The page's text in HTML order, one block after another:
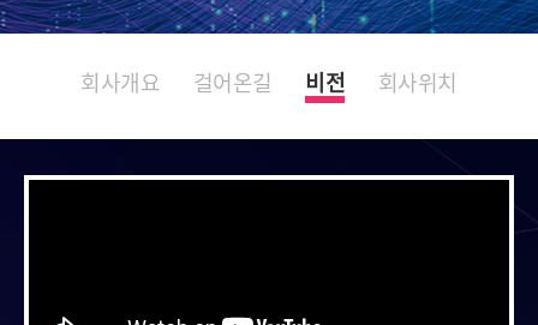
회사개요 걸어온길 비전 회사위치